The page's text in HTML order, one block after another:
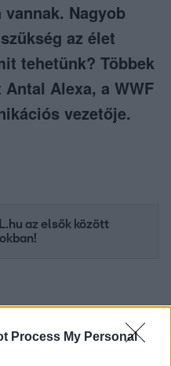
Process My Personal
Nagyob
az élet
tehetünk? Többek
Alexa, a WWF
vezetője.
az elsők között